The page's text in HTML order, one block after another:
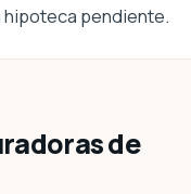
pendiente.
de